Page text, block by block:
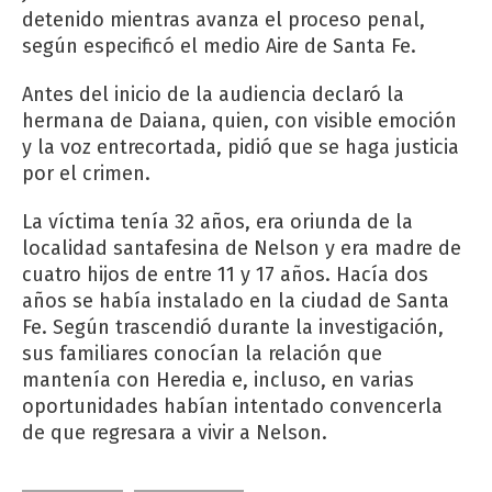
detenido mientras avanza el proceso penal,
según especificó el medio Aire de Santa Fe.
Antes del inicio de la audiencia declaró la
hermana de Daiana, quien, con visible emoción
y la voz entrecortada, pidió que se haga justicia
por el crimen.
La víctima tenía 32 años, era oriunda de la
localidad santafesina de Nelson y era madre de
cuatro hijos de entre 11 y 17 años. Hacía dos
años se había instalado en la ciudad de Santa
Fe. Según trascendió durante la investigación,
sus familiares conocían la relación que
mantenía con Heredia e, incluso, en varias
oportunidades habían intentado convencerla
de que regresara a vivir a Nelson.